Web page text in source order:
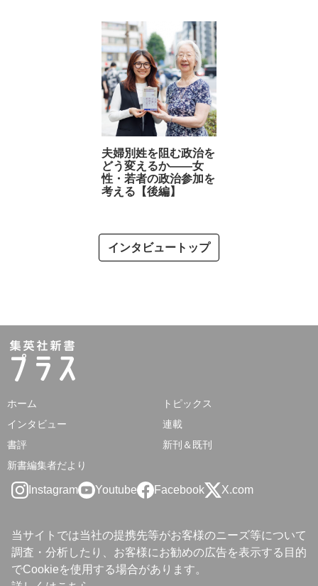
夫婦別姓を阻む政治を
どう変えるか――女
性・若者の政治参加を
考える【後編】
インタビュートップ
ホーム
トピックス
インタビュー
連載
書評
新刊＆既刊
新書編集者だより
Instagram Youtube Facebook X.com
当サイトでは当社の提携先等がお客様のニーズ等について
調査・分析したり、お客様にお勧めの広告を表示する目的
でCookieを使用する場合があります。